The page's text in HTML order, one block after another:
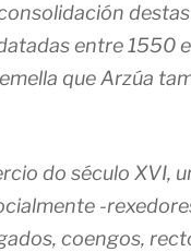
entre 1550 e
que Arzúa
do século XVI,
-
coengos,